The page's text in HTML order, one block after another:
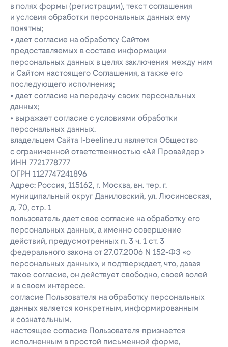
в полях формы (регистрации), текст соглашения
и условия обработки персональных данных ему
понятны;
• дает согласие на обработку Сайтом
предоставляемых в составе информации
персональных данных в целях заключения между ним
и Сайтом настоящего Соглашения, а также его
последующего исполнения;
• дает согласие на передачу своих персональных
данных;
• выражает согласие с условиями обработки
персональных данных.
владельцем Сайта l-beeline.ru является Общество
с ограниченной ответственностью «Ай Провайдер»
ИНН 7721778777
ОГРН 1127747241896
Адрес: Россия, 115162, г. Москва, вн. тер. г.
муниципальный округ Даниловский, ул. Люсиновская,
д. 70, стр. 1
пользователь дает свое согласие на обработку его
персональных данных, а именно совершение
действий, предусмотренных п. 3 ч. 1 ст. 3
федерального закона от 27.07.2006 N 152-ФЗ «о
персональных данных», и подтверждает, что, давая
такое согласие, он действует свободно, своей волей
и в своем интересе.
согласие Пользователя на обработку персональных
данных является конкретным, информированным
и сознательным.
настоящее согласие Пользователя признается
исполненным в простой письменной форме,